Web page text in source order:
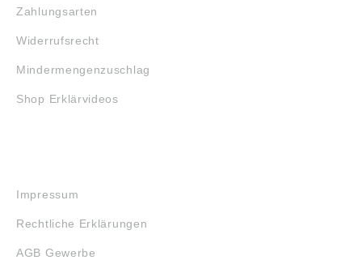
Zahlungsarten
Widerrufsrecht
Mindermengenzuschlag
Shop Erklärvideos
Impressum
Rechtliche Erklärungen
AGB Gewerbe